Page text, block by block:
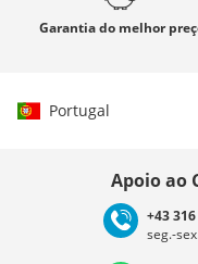
Garantiado melhor
Portugal
Deutschland
Apoio ao
+43
seg.-